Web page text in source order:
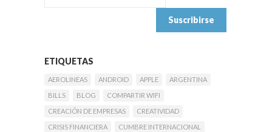
ETIQUETAS
AEROLINEAS ANDROID APPLE
ARGENTINA
BILLS
BLOG
COMPARTIR WIFI
CREACIÓN DE EMPRESAS
CREATIVIDAD
CRISIS FINANCIERA
CUMBRE INTERNACIONAL